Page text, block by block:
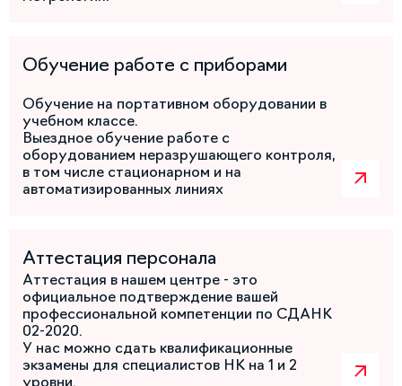
Обучение работе с приборами
Обучение на портативном оборудовании в
учебном классе.
Выездное обучение работе с
оборудованием неразрушающего контроля,
в том числе стационарном и на
автоматизированных линиях
Аттестация персонала
Аттестация в нашем центре - это
официальное подтверждение вашей
профессиональной компетенции по СДАНК
02-2020.
У нас можно сдать квалификационные
экзамены для специалистов НК на 1 и 2
уровни.